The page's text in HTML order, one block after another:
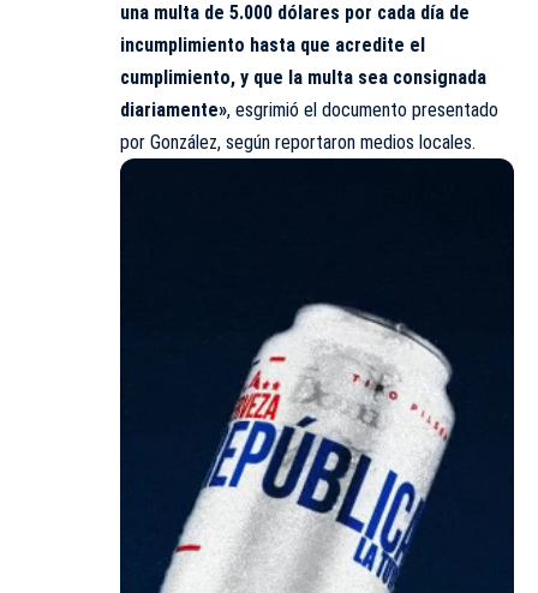
una multa de 5.000 dólares por cada día de
incumplimiento hasta que acredite el
cumplimiento, y que la multa sea consignada
diariamente», esgrimió el documento presentado
por González, según reportaron medios locales.